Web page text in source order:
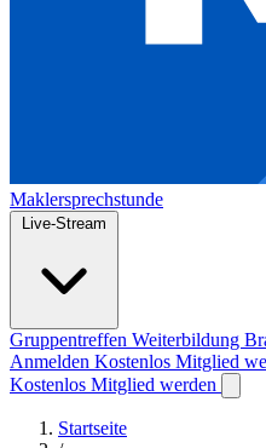
Maklersprechstunde
Live-Stream
Gruppentreffen Weiterbildung
Anmelden Kostenlos Mitglied
Kostenlos Mitglied werden
Startseite